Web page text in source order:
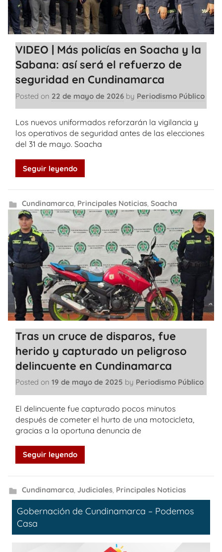
VIDEO | Más policías en Soacha y la
Sabana: así será el refuerzo de
seguridad en Cundinamarca
Posted on 22 de mayo de 2026 by Periodismo Público
Los nuevos uniformados reforzarán la vigilancia y
los operativos de seguridad antes de las elecciones
del 31 de mayo. Soacha
Seguir leyendo
Cundinamarca, Principales Noticias, Soacha
Tras un cruce de disparos, fue
herido y capturado un peligroso
delincuente en Cundinamarca
Posted on 19 de mayo de 2025 by Periodismo Público
El delincuente fue capturado pocos minutos
después de cometer el hurto de una motocicleta,
gracias a la oportuna denuncia de
Seguir leyendo
Cundinamarca, Judiciales, Principales Noticias
Gobernación de Cundinamarca – Podemos
Casa